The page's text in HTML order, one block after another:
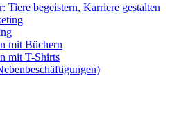
Tiere begeistern, Karriere gestalten
mit Büchern
mit T-Shirts